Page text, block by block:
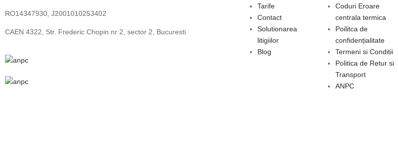
RO14347930, J2001010253402
CAEN 4322, Str. Frederic Chopin nr 2, sector 2, Bucuresti
Tarife
Contact
Solutionarea
litigiilor
Blog
Coduri Eroare
centrala termica
Poilitca de
confidențialitate
Termeni si Conditii
Politica de Retur si
Transport
ANPC